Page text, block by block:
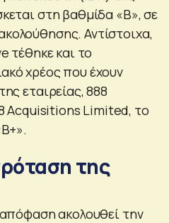
στη βαθμίδα «Β», σε
Αντίστοιχα,
τέθηκε και το
χρέος που έχουν
εταιρείας, 888
Acquisitions Limited, το
της
ακολουθεί την